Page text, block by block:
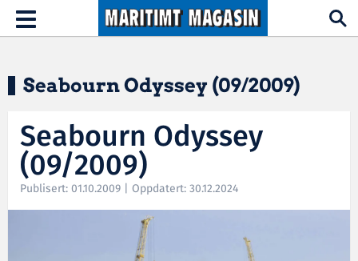
Hopp til hovedinnhold
Toggle
navigation
Seabourn Odyssey (09/2009)
Seabourn Odyssey
(09/2009)
Publisert: 01.10.2009 | Oppdatert: 30.12.2024